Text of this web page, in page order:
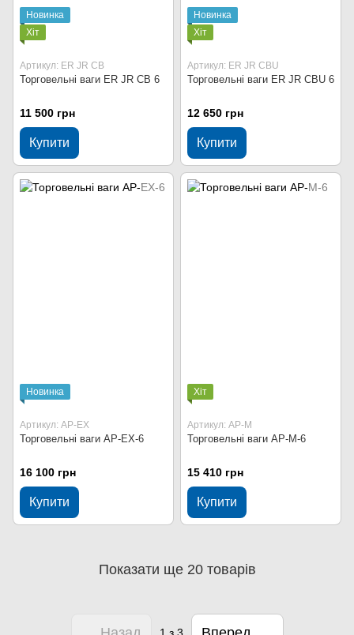
Новинка
Хіт
Артикул: ER JR CB
Торговельні ваги ER JR CB 6
11 500 грн
Купити
Новинка
Хіт
Артикул: ER JR CBU
Торговельні ваги ER JR CBU 6
12 650 грн
Купити
Новинка
Артикул: AP-EX
Торговельні ваги AP-EX-6
16 100 грн
Купити
Хіт
Артикул: AP-M
Торговельні ваги AP-M-6
15 410 грн
Купити
Показати ще 20 товарів